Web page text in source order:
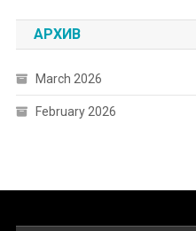
АРХИВ
March 2026
February 2026